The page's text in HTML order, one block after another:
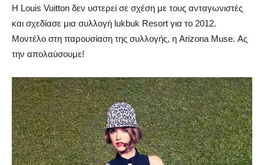
Η Louis Vuitton δεν υστερεί σε σχέση με τους ανταγωνιστές
και σχεδίασε μια συλλογή lukbuk Resort για το 2012.
Μοντέλο στη παρουσίαση της συλλογής, η Arizona Muse. Ας
την απολαύσουμε!